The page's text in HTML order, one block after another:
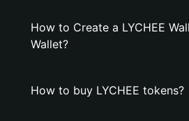
How to Create a LYCHEE
Wallet?
How to buy LYCHEE tokens?